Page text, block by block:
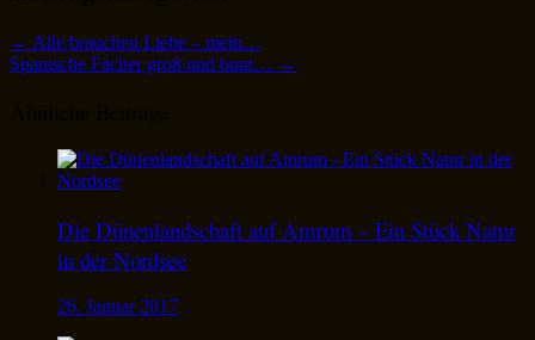
← Alle brauchen Liebe – mein…
Spanische Fächer groß und bunt… →
Die Dünenlandschaft auf Amrum – Ein Stück Natur
in der Nordsee
26. Januar 2017